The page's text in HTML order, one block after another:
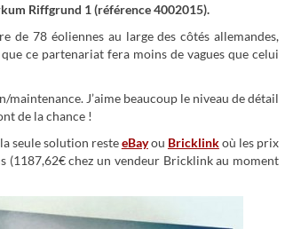
Riffgrund 1 (référence 4002015).
de 78 éoliennes au large des côtés allemandes,
ce partenariat fera moins de vagues que celui
J’aime beaucoup le niveau de détail
de la chance !
seule solution resteeBayou Bricklinkoù les prix
chez un vendeur Bricklink au moment